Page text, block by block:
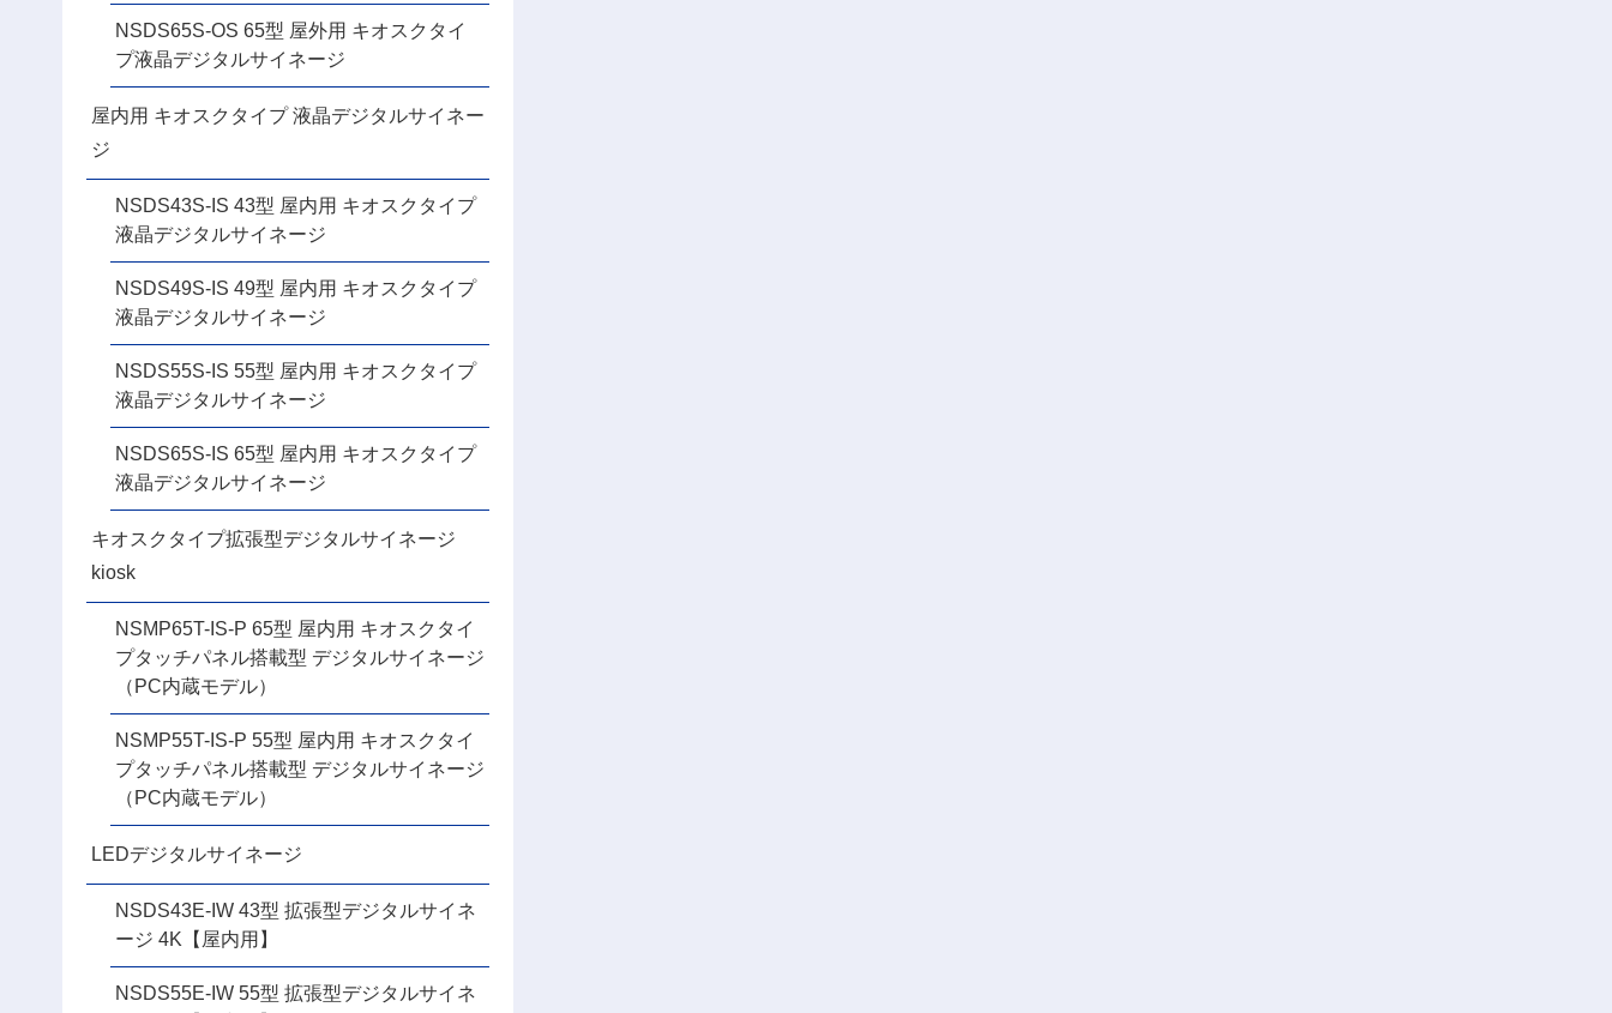
NSDS65S-OS 65型 屋外用 キオスクタイ
プ液晶デジタルサイネージ
屋内用 キオスクタイプ 液晶デジタルサイネー
ジ
NSDS43S-IS 43型 屋内用 キオスクタイプ
液晶デジタルサイネージ
NSDS49S-IS 49型 屋内用 キオスクタイプ
液晶デジタルサイネージ
NSDS55S-IS 55型 屋内用 キオスクタイプ
液晶デジタルサイネージ
NSDS65S-IS 65型 屋内用 キオスクタイプ
液晶デジタルサイネージ
キオスクタイプ拡張型デジタルサイネージ
kiosk
NSMP65T-IS-P 65型 屋内用 キオスクタイ
プタッチパネル搭載型 デジタルサイネージ
（PC内蔵モデル）
NSMP55T-IS-P 55型 屋内用 キオスクタイ
プタッチパネル搭載型 デジタルサイネージ
（PC内蔵モデル）
LEDデジタルサイネージ
NSDS43E-IW 43型 拡張型デジタルサイネ
ージ 4K【屋内用】
NSDS55E-IW 55型 拡張型デジタルサイネ